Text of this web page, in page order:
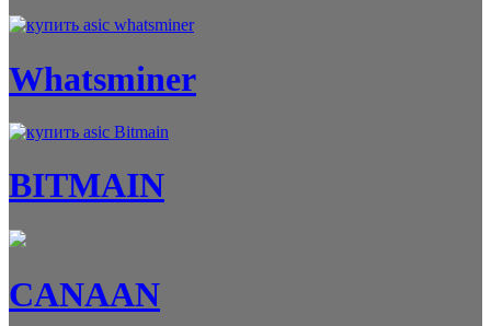
Whatsminer
BITMAIN
CANAAN